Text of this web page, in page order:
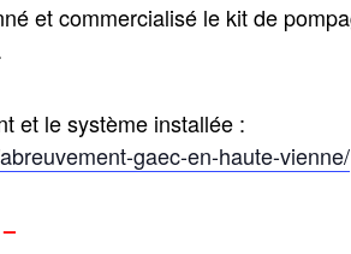
et commercialisé le kit de
et le système installée :
gaec-en-haute-vienne/